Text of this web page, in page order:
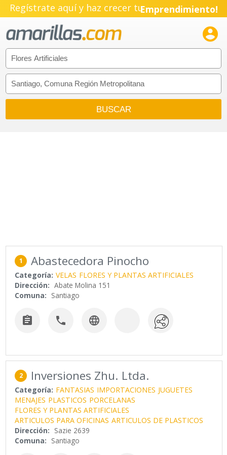
Regístrate aquí y haz crecer tuEmprendimiento!

1 Abastecedora Pinocho
Categoría: VELAS FLORES Y PLANTAS ARTIFICIALES
Dirección: Abate Molina 151
Comuna: Santiago
  
2 Inversiones Zhu. Ltda.
Categoría: FANTASIAS IMPORTACIONES JUGUETES
MENAJES PLASTICOS PORCELANAS
FLORES Y PLANTAS ARTIFICIALES
ARTICULOS PARA OFICINAS ARTICULOS DE PLASTICOS
Dirección: Sazie 2639
Comuna: Santiago